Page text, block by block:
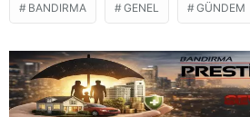
BANDIRMA GENEL GÜNDEM